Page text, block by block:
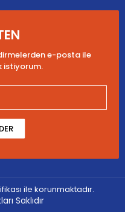
e-posta ile
istiyorum.
ile korunmaktadır.
Saklıdır